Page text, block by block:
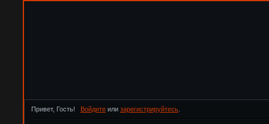
Привет, Гость! Войдитеили зарегистрируйтесь.